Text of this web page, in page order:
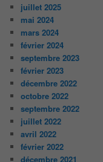
juillet 2025
mai 2024
mars 2024
février 2024
septembre 2023
février 2023
décembre 2022
octobre 2022
septembre 2022
juillet 2022
avril 2022
février 2022
décembre 2021